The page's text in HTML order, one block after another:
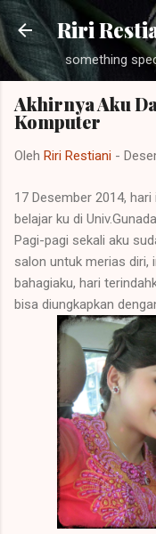
Riri
something
Akhirnya Aku
Komputer
Oleh Riri Restiani -
17 Desember 2014,
belajar ku di
Pagi-pagi sekali aku
salon untuk merias diri,
bahagiaku, hari
bisa diungkapkan